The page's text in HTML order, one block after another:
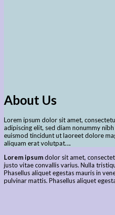
About Us
Lorem ipsum dolor sit amet,
adipiscing elit, sed diam nonummy nibh
euismod tincidunt ut laoreet dolore
aliquam erat volutpat….
Lorem ipsumdolor sit amet,
justo vitae convallis varius. Nulla
Phasellus aliquet egestas mauris in
pulvinar mattis. Phasellus aliquet